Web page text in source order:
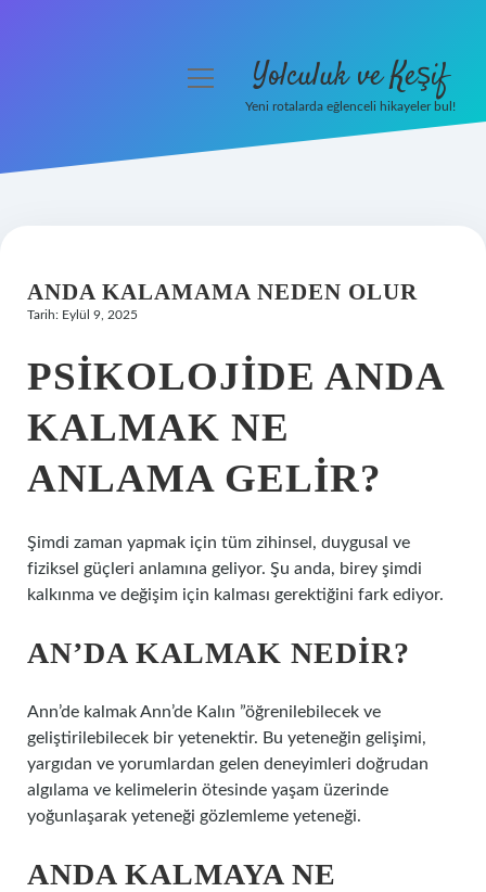
Hakkımızda
menüyü Yolculuk ve Keşif
Yeni rotalarda eğlenceli hikayeler bul!
ANDA KALAMAMA NEDEN OLUR
Tarih: Eylül 9, 2025
PSIKOLOJIDE ANDA
KALMAK NE
ANLAMA GELIR?
Şimdi zaman yapmak için tüm zihinsel, duygusal ve
fiziksel güçleri anlamına geliyor. Şu anda, birey şimdi
kalkınma ve değişim için kalması gerektiğini fark ediyor.
AN’DA KALMAK NEDIR?
Ann’de kalmak Ann’de Kalın ”öğrenilebilecek ve
geliştirilebilecek bir yetenektir. Bu yeteneğin gelişimi,
yargıdan ve yorumlardan gelen deneyimleri doğrudan
algılama ve kelimelerin ötesinde yaşam üzerinde
yoğunlaşarak yeteneği gözlemleme yeteneği.
ANDA KALMAYA NE